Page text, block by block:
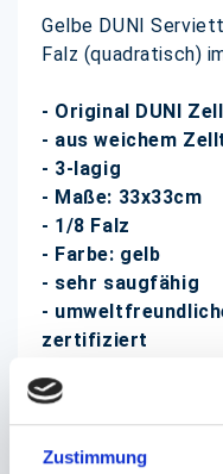
Zustimmung
Gelbe DUNI
Falz (quadratisch)
- Original DUNI
- aus weichem
- 3-lagig
- Maße: 33x33cm
- 1/8 Falz
- Farbe: gelb
- sehr saugfähig
-
zertifiziert
Karton
DUNI Zelltuch-